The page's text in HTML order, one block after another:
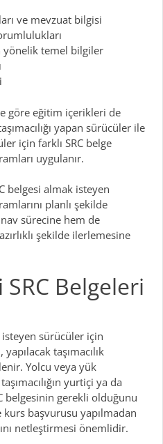
ve mevzuat bilgisi
yönelik temel bilgiler
göre eğitim içerikleri de
yapan sürücüler ile
için farklı SRC belge
uygulanır.
belgesi almak isteyen
planlı şekilde
sürecine hem de
şekilde ilerlemesine
SRC Belgeleri
sürücüler için
taşımacılık
Yolcu veya yük
taşımacılığın yurtiçi ya da
belgesinin gerekli olduğunu
başvurusu yapılmadan
netleştirmesi önemlidir.